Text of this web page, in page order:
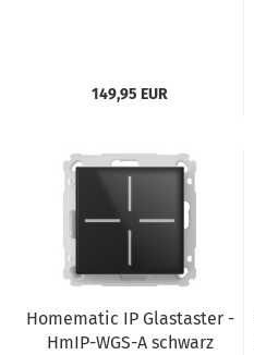
149,95 EUR
Homematic IP Glastaster -
HmIP-WGS-A schwarz